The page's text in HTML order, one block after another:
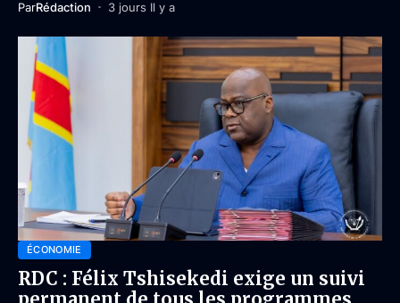
ParRédaction 3 jours Il y a
ÉCONOMIE
RDC : Félix Tshisekedi exige un suivi